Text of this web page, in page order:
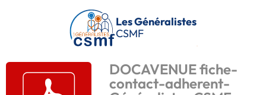
Passer au contenu principal
Les Généralistes
CSMF
DOCAVENUE fiche-
contact-adherent-